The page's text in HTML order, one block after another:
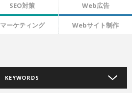
SEO対策 Web広告
マーケティング Webサイト制作
KEYWORDS